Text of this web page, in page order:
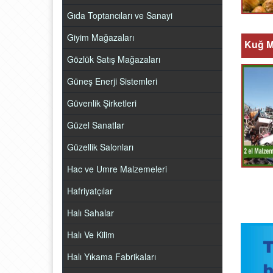
Gıda Toptancıları ve Sanayi
Giyim Mağazaları
Gözlük Satış Mağazaları
Güneş Enerji Sistemleri
Güvenlik Şirketleri
Güzel Sanatlar
Güzellik Salonları
Hac ve Umre Malzemeleri
Hafriyatçılar
Halı Sahalar
Halı Ve Kilim
Halı Yıkama Fabrikaları
Kuğ